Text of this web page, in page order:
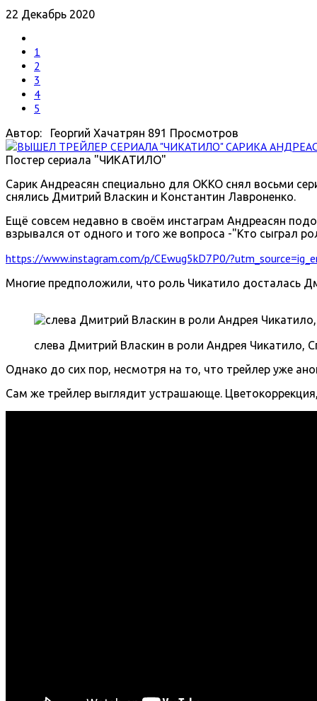
22 Декабрь 2020
1
2
3
4
5
Автор: Георгий Хачатрян 891 Просмотров
Постер сериала "ЧИКАТИЛО"
Сарик Андреасян специально для ОККО снял восьми
снялись Дмитрий Власкин и Константин Лавроненко.
Ещё совсем недавно в своём инстаграм Андреасян
взрывался от одного и того же вопроса -"Кто сыграл
https://www.instagram.com/p/CEwug5kD7P0/
Многие предположили, что роль Чикатило досталась
слева Дмитрий Власкин в роли Андрея Чикатило,
Однако до сих пор, несмотря на то, что трейлер уже
Сам же трейлер выглядит устрашающе. Цветокоррекция,